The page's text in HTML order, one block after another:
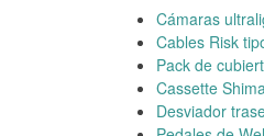
Cámaras
Cables Risk
Pack de
Cassette
Desviador